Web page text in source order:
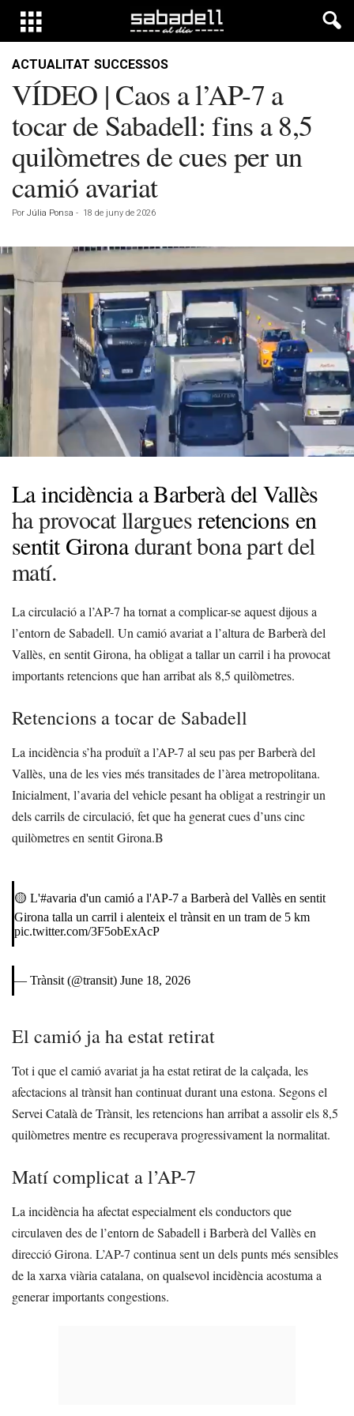
ACTUALITAT SUCCESSOS
VÍDEO | Caos a l’AP-7 a
tocar de Sabadell: fins a 8,5
quilòmetres de cues per un
camió avariat
Por Júlia Ponsa - 18 de juny de 2026
La incidència a Barberà del Vallès
ha provocat llarguesretencions en
sentit Gironadurant bona part del
matí.
La circulació a l’AP-7 ha tornat a complicar-se aquest dijous a
l’entorn de Sabadell. Un camió avariat a l’altura de Barberà del
Vallès, en sentit Girona, ha obligat a tallar un carril i ha provocat
importants retencions que han arribat als 8,5 quilòmetres.
Retencions a tocar de Sabadell
La incidència s’ha produït a l’AP-7 al seu pas per Barberà del
Vallès, una de les vies més transitades de l’àrea metropolitana.
Inicialment, l’avaria del vehicle pesant ha obligat a restringir un
dels carrils de circulació, fet que ha generat cues d’uns cinc
quilòmetres en sentit Girona.B
🟡 L'#avaria d'un camió a l'AP-7 a Barberà del Vallès en sentit
Girona talla un carril i alenteix el trànsit en un tram de 5 km
pic.twitter.com/3F5obExAcP
— Trànsit (@transit) June 18, 2026
El camió ja ha estat retirat
Tot i que el camió avariat ja ha estat retirat de la calçada, les
afectacions al trànsit han continuat durant una estona. Segons el
Servei Català de Trànsit, les retencions han arribat a assolir els 8,5
quilòmetres mentre es recuperava progressivament la normalitat.
Matí complicat a l’AP-7
La incidència ha afectat especialment els conductors que
circulaven des de l’entorn de Sabadell i Barberà del Vallès en
direcció Girona. L’AP-7 continua sent un dels punts més sensibles
de la xarxa viària catalana, on qualsevol incidència acostuma a
generar importants congestions.